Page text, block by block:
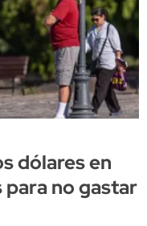
dólares en
para no gastar